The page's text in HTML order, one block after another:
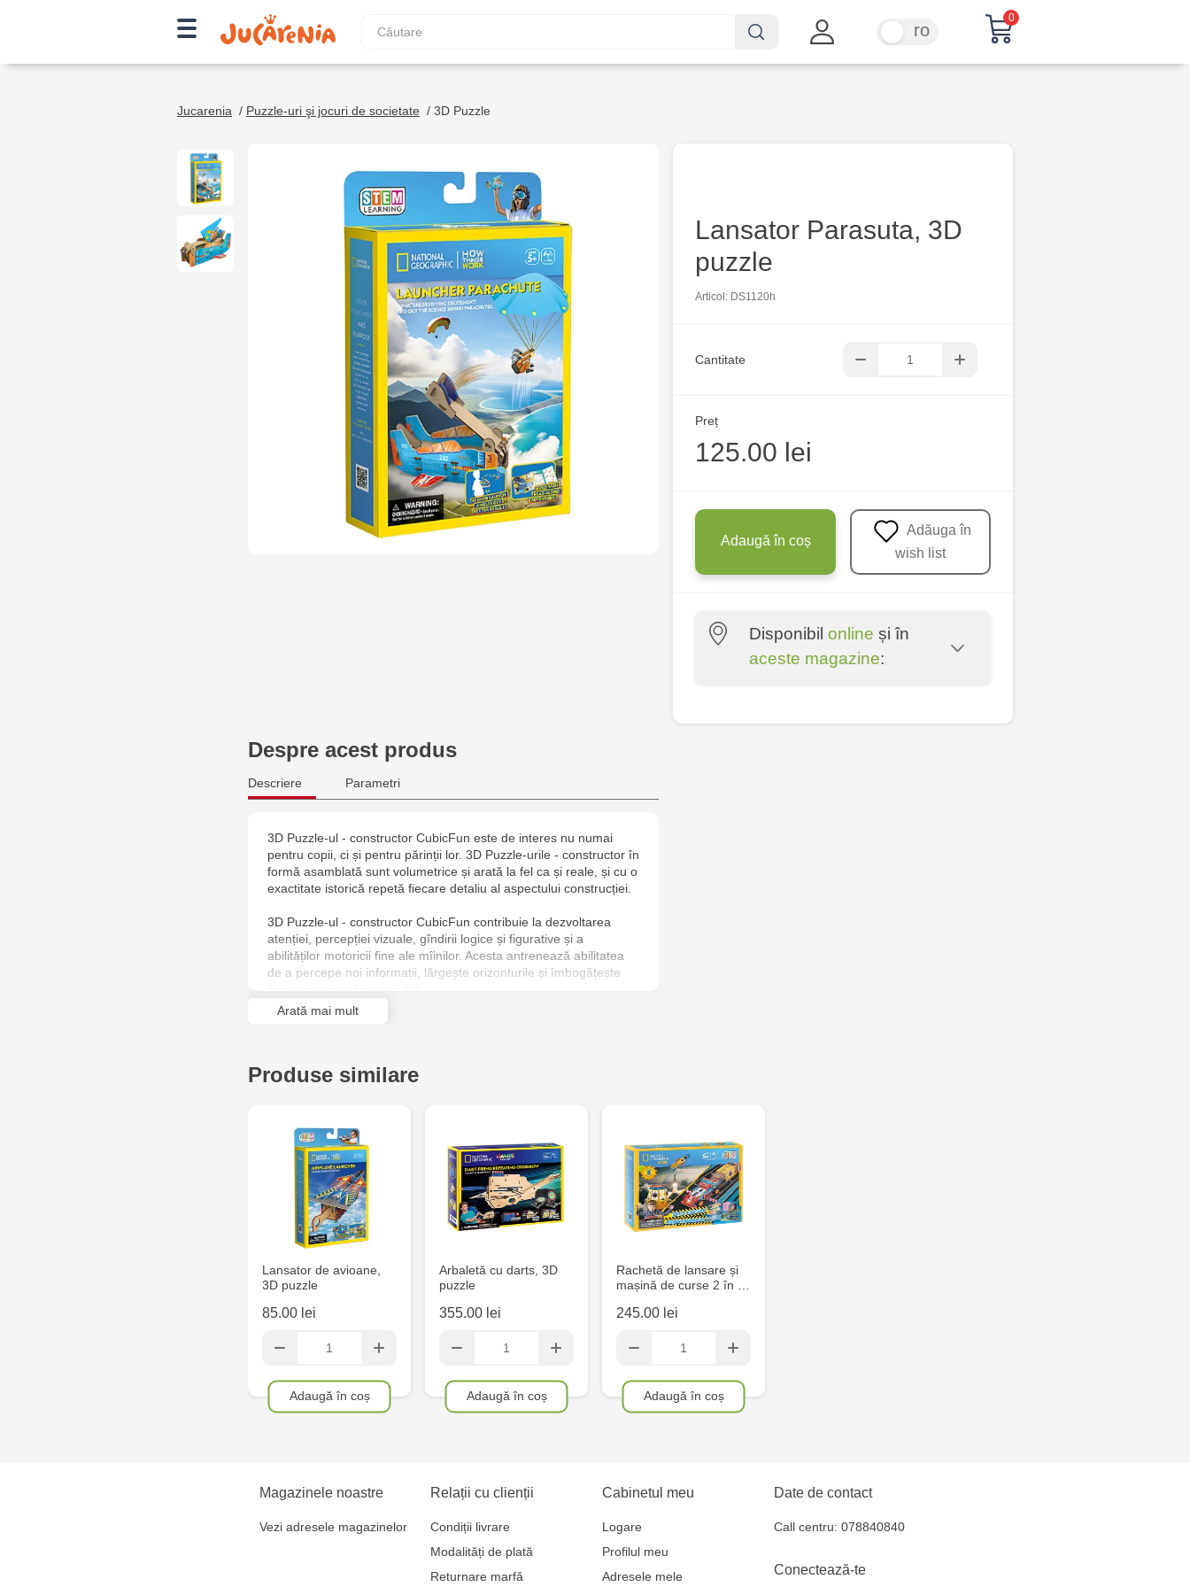
ro
0
Jucarenia / Puzzle-uri şi jocuri de societate / 3D Puzzle
Lansator Parasuta, 3D
puzzle
Articol: DS1120h
Cantitate
Preț
125.00 lei
Adaugă în coș
wish list
Disponibil online și în
aceste magazine:
Socoleni, 7
Multistore Telecentru - str. N.
Testemițanu
Multistore Soroca - bd. Ștefan cel
Jucărenia Bălți- EviMall, et2
Despre acest produs
Descriere Parametri
3D Puzzle-ul - constructor CubicFun este de interes nu numai
pentru copii, ci și pentru părinții lor. 3D Puzzle-urile - constructor în
formă asamblată sunt volumetrice și arată la fel ca și reale, și cu o
exactitate istorică repetă fiecare detaliu al aspectului construcției.
3D Puzzle-ul - constructor CubicFun contribuie la dezvoltarea
atenției, percepției vizuale, gîndirii logice și figurative și a
abilităților motoricii fine ale mîinilor. Acesta antrenează abilitatea
de a percepe noi informații, lărgește orizonturile și îmbogățește
anumită direcție.
Arată mai mult
Produse similare
Lansator de avioane,
3D puzzle
85.00 lei
Adaugă în coș
Arbaletă cu darts, 3D
puzzle
355.00 lei
Adaugă în coș
Rachetă de lansare și
mașină de curse 2 în …
245.00 lei
Adaugă în coș
Magazinele noastre
Vezi adresele magazinelor
Relații cu clienții
Condiții livrare
Modalități de plată
Returnare marfă
Cabinetul meu
Logare
Profilul meu
Adresele mele
Date de contact
Call centru: 078840840
Conectează-te